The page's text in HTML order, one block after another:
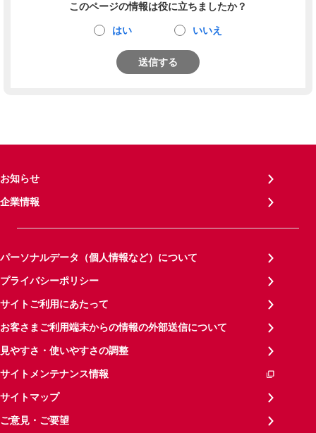
このページの情報は役に立ちましたか？
はい いいえ
送信する
お知らせ
企業情報
パーソナルデータ（個人情報など）について
プライバシーポリシー
サイトご利用にあたって
お客さまご利用端末からの情報の外部送信について
見やすさ・使いやすさの調整
サイトメンテナンス情報
サイトマップ
ご意見・ご要望